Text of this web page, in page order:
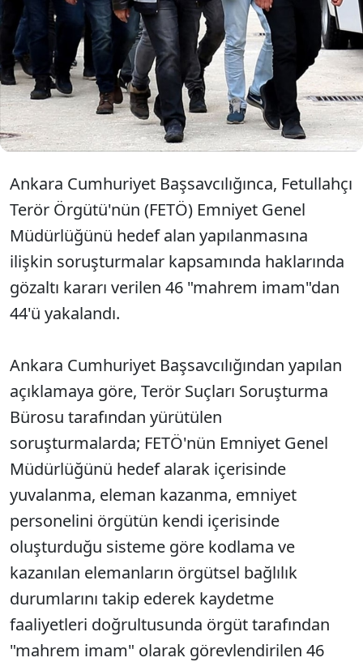
FETÖ/PYD soruşturması kapsamında
28 ilde düzenlenen operasyonlarda
kamu görevlisi 44 kişi gözaltına alındı.
Ankara Cumhuriyet Başsavcılığınca, Fetullahçı
Terör Örgütü'nün (FETÖ) Emniyet Genel
Müdürlüğünü hedef alan yapılanmasına
ilişkin soruşturmalar kapsamında haklarında
gözaltı kararı verilen 46 "mahrem imam"dan
44'ü yakalandı.
Ankara Cumhuriyet Başsavcılığından yapılan
açıklamaya göre, Terör Suçları Soruşturma
Bürosu tarafından yürütülen
soruşturmalarda; FETÖ'nün Emniyet Genel
Müdürlüğünü hedef alarak içerisinde
yuvalanma, eleman kazanma, emniyet
personelini örgütün kendi içerisinde
oluşturduğu sisteme göre kodlama ve
kazanılan elemanların örgütsel bağlılık
durumlarını takip ederek kaydetme
faaliyetleri doğrultusunda örgüt tarafından
"mahrem imam" olarak görevlendirilen 46